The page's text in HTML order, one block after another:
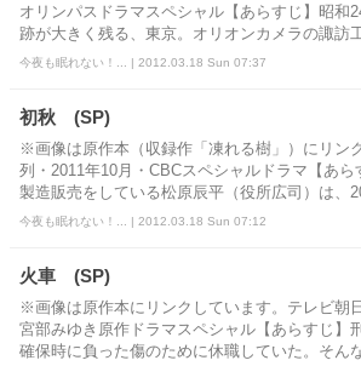
オリンパスドラマスペシャル【あらすじ】昭
跡が大きく残る、東京。オリオンカメラの諏訪
今夜も眠れない！... | 2012.03.18 Sun 07:37
初秋 (SP)
※画像は原作本（収録作「凍れる樹」）にリン
列・2011年10月・CBCスペシャルドラマ【あ
製造販売をしている松原辰平（役所広司）は、
今夜も眠れない！... | 2012.03.18 Sun 07:12
火車 (SP)
※画像は原作本にリンクしています。テレビ朝
宮部みゆき原作ドラマスペシャル【あらすじ】
確保時に負った傷のために休職していた。そん